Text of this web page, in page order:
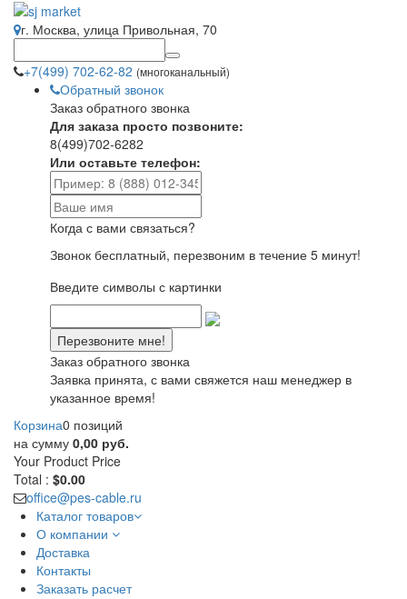
г. Москва, улица Привольная, 70
+7(499) 702-62-82 (многоканальный)
Обратный звонок
Заказ обратного звонка
Для заказа просто позвоните:
8(499)702-6282
Или оставьте телефон:
Когда с вами связаться?
Звонок бесплатный, перезвоним в течение 5 минут!
Введите символы с картинки
Заказ обратного звонка
Заявка принята, с вами свяжется наш менеджер в
указанное время!
Корзина0 позиций
на сумму 0,00 руб.
Your Product Price
Total : $0.00
office@pes-cable.ru
Каталог товаров
О компании
Доставка
Контакты
Заказать расчет